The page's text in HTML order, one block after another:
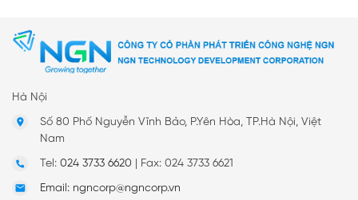
Hà Nội
Số 80 Phố Nguyễn Vĩnh Bảo, P.Yên Hòa, TP.Hà Nội, Việt
Nam
Tel: 024 3733 6620 Fax: 024 3733 6621
Email: ngncorp@ngncorp.vn